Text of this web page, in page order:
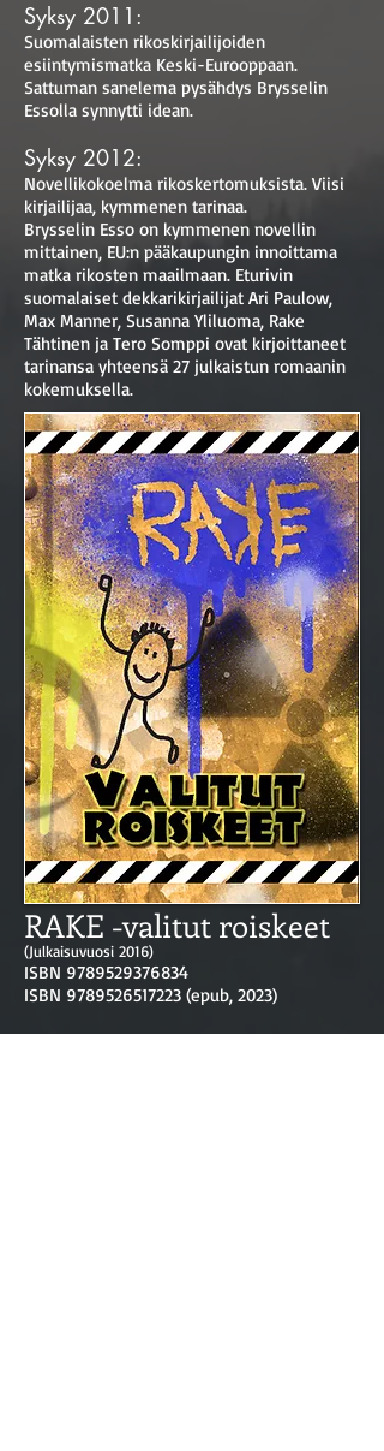
Syksy 2011:
Suomalaisten rikoskirjailijoiden
esiintymismatka Keski-Eurooppaan.
Sattuman sanelema pysähdys Brysselin
Essolla synnytti idean.
Syksy 2012:
Novellikokoelma rikoskertomuksista. Viisi
kirjailijaa, kymmenen tarinaa.
Brysselin Esso on kymmenen novellin
mittainen, EU:n pääkaupungin innoittama
matka rikosten maailmaan. Eturivin
suomalaiset dekkarikirjailijat Ari Paulow,
Max Manner, Susanna Yliluoma, Rake
Tähtinen ja Tero Somppi ovat kirjoittaneet
tarinansa yhteensä 27 julkaistun romaanin
kokemuksella.
RAKE -valitut roiskeet
(Julkaisuvuosi 2016)
ISBN 9789529376834
ISBN 9789526517223 (epub, 2023)
Elämä ei ole pelkästään rikosten